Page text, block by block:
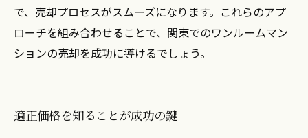
で、売却プロセスがスムーズになります。これらのアプ
ローチを組み合わせることで、関東でのワンルームマン
ションの売却を成功に導けるでしょう。
適正価格を知ることが成功の鍵